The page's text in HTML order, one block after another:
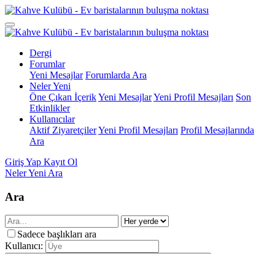
Dergi
Forumlar
Yeni Mesajlar Forumlarda Ara
Neler Yeni
Öne Çıkan İçerikYeni MesajlarYeni Profil Mesajları Son
Etkinlikler
Kullanıcılar
Aktif ZiyaretçilerYeni Profil Mesajları Profil Mesajlarında
Ara
Giriş Yap Kayıt Ol
Neler Yeni Ara
Ara
Sadece başlıkları ara
Kullanıcı: